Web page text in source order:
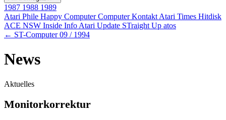
1987 1988 1989
Atari Phile Happy ComputerComputer Kontakt Atari Times Hitdisk
ACE NSW Inside Info Atari Update STraight Up atos
← ST-Computer 09 / 1994
News
Aktuelles
Monitorkorrektur